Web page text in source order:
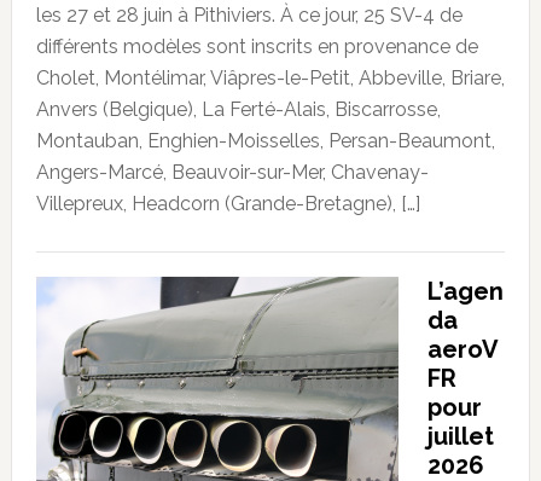
les 27 et 28 juin à Pithiviers. À ce jour, 25 SV-4 de
différents modèles sont inscrits en provenance de
Cholet, Montélimar, Viâpres-le-Petit, Abbeville, Briare,
Anvers (Belgique), La Ferté-Alais, Biscarrosse,
Montauban, Enghien-Moisselles, Persan-Beaumont,
Angers-Marcé, Beauvoir-sur-Mer, Chavenay-
Villepreux, Headcorn (Grande-Bretagne), […]
L’agen
da
aeroV
FR
pour
juillet
2026